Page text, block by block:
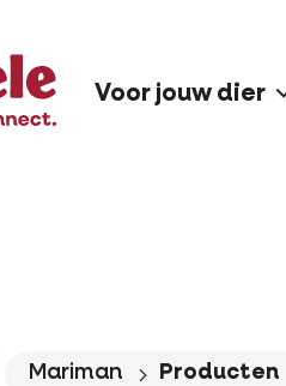
Voor jouw dier
Mariman Producten